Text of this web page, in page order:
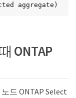
aggregate)
ONTAP
드 ONTAP Select